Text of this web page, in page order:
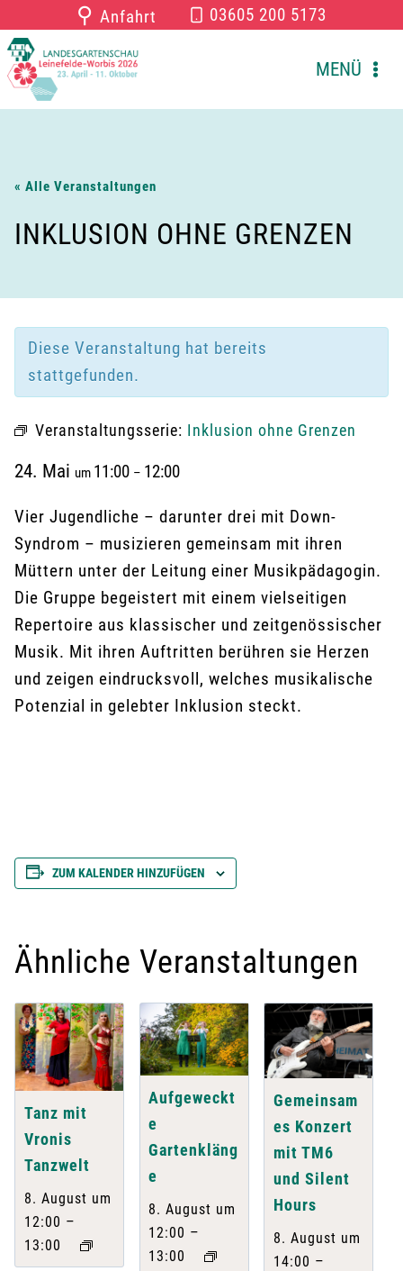
Inhalt
springen
⚲ Anfahrt 03605 200 5173
MENÜ
« Alle Veranstaltungen
INKLUSION OHNE GRENZEN
Diese Veranstaltung hat bereits
stattgefunden.
Veranstaltungsserie: Inklusion ohne Grenzen
24. Mai um 11:00 – 12:00
Vier Jugendliche – darunter drei mit Down-
Syndrom – musizieren gemeinsam mit ihren
Müttern unter der Leitung einer Musikpädagogin.
Die Gruppe begeistert mit einem vielseitigen
Repertoire aus klassischer und zeitgenössischer
Musik. Mit ihren Auftritten berühren sie Herzen
und zeigen eindrucksvoll, welches musikalische
Potenzial in gelebter Inklusion steckt.
ZUM KALENDER HINZUFÜGEN
Ähnliche Veranstaltungen
Tanz mit
Vronis
Tanzwelt
8. August um
12:00 –
13:00
Aufgeweckt
e
Gartenkläng
e
8. August um
12:00 –
13:00
Gemeinsam
es Konzert
mit TM6
und Silent
Hours
8. August um
14:00 –